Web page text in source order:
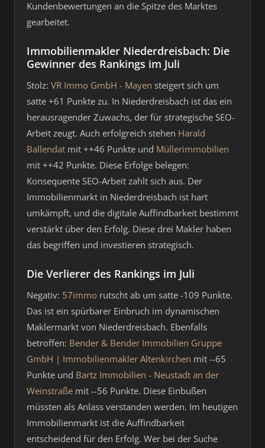
Kundenbewertungen an die Spitze des Marktes
gearbeitet.
Immobilienmakler Niederdreisbach: Die
Gewinner des Rankings im Juli
Stolz: VR Immo GmbH - Mayen steigert sich um
satte +61 Punkte zu. In Niederdreisbach ist das ein
herausragender Zuwachs, der für strategische SEO-
Arbeit zeugt. Auch erfolgreich stehen Harald
Ballendat mit ++46 Punkte und Müllerimmobilien
mit ++42 Punkte. Diese Erfolge belegen:
Konsequente SEO-Arbeit zahlt sich aus. Der
Immobilienmarkt in Niederdreisbach ist hart
umkämpft, und die digitale Auffindbarkeit bestimmt
verstärkt über den Erfolg. Diese drei Makler haben
das begriffen und investieren strategisch.
Die Verlierer des Rankings im Juli
Negativ: 57immo rutscht ab um satte -109 Punkte.
Das ist ein spürbarer Einbruch im dynamischen
Maklermarkt von Niederdreisbach. Ebenfalls
betroffen: Bender & Bender Immobilien Gruppe
GmbH | Immobilienmakler Altenkirchen mit --65
Punkte und Bartz Immobilien - Neustadt an der
Weinstraße mit --56 Punkte. Diese Einbußen
müssten als Anlass verstanden werden. Im heutigen
Immobilienmarkt ist die Auffindbarkeit
entscheidend für den Erfolg. Wer bei der Suche